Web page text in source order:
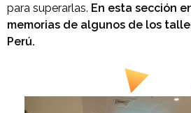
para superarlas. En esta sección
memorias de algunos de los
Perú.